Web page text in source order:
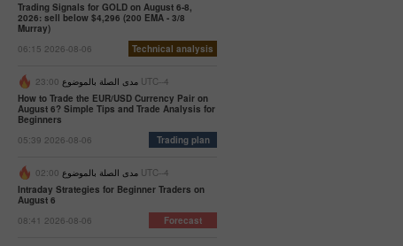
Trading Signals for GOLD on August 6-8,
2026: sell below $4,296 (200 EMA - 3/8
Murray)
06:15 2026-08-06
Technical analysis
مدى الصلة بالموضوع 23:00 UTC--4
How to Trade the EUR/USD Currency Pair on
August 6? Simple Tips and Trade Analysis for
Beginners
05:39 2026-08-06
Trading plan
مدى الصلة بالموضوع 02:00 UTC--4
Intraday Strategies for Beginner Traders on
August 6
08:41 2026-08-06
Forecast